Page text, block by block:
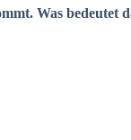
Was bedeutet